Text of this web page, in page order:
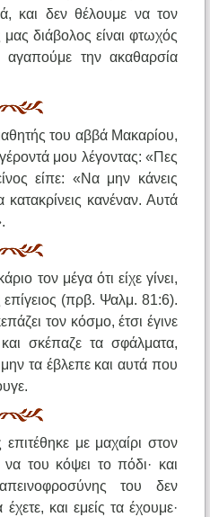
και δεν θέλουμε να τον
διάβολος είναι φτωχός
αγαπούμε την ακαθαρσία
του αββά Μακαρίου,
μου λέγοντας: «Πες
είπε: «Να μην κάνεις
κανέναν. Αυτά
τον μέγα ότι είχε γίνει,
(πρβ. Ψαλμ. 81:6).
τον κόσμο, έτσι έγινε
σκέπαζε τα σφάλματα,
τα έβλεπε και αυτά που
με μαχαίρι στον
του κόψει το πόδι· και
του δεν
και εμείς τα έχουμε·